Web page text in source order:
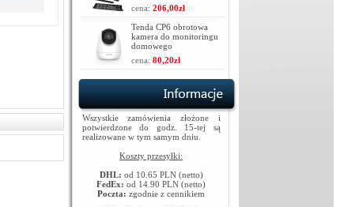
cena: 206,00zł
Tenda CP6 obrotowa
kamera do monitoringu
domowego
cena: 80,20zł
Wszystkie zamówienia złożone i
potwierdzone do godz. 15-tej są
realizowane w tym samym dniu.
Koszty przesyłki:
DHL: od 10.65 PLN (netto)
FedEx: od 14.90 PLN (netto)
Poczta: zgodnie z cennikiem